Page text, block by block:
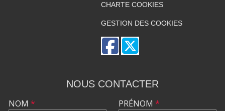
CHARTE COOKIES
GESTION DES COOKIES
NOUS CONTACTER
NOM * PRÉNOM *